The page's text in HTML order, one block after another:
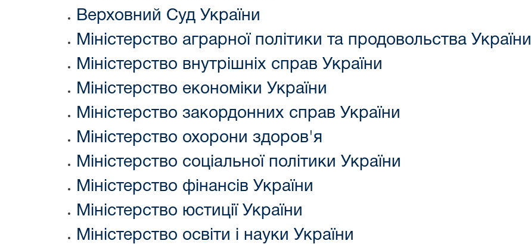
Верховний Суд України
Міністерство аграрної політики та продовольства України
Міністерство внутрішніх справ України
Міністерство економіки України
Міністерство закордонних справ України
Міністерство охорони здоров'я
Міністерство соціальної політики України
Міністерство фінансів України
Міністерство юстиції України
Міністерство освіти і науки України